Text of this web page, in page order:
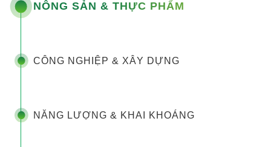
NÔNG SẢN & THỰC PHẨM
CÔNG NGHIỆP & XÂY DỰNG
NĂNG LƯỢNG & KHAI KHOÁNG